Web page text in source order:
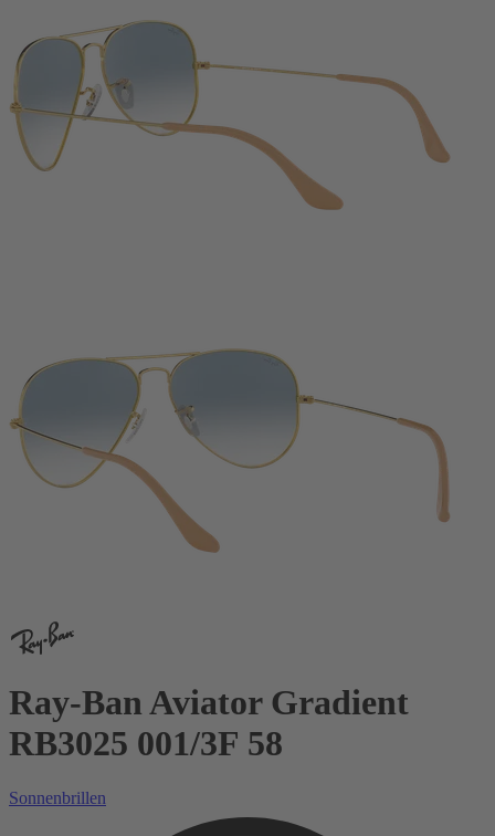
Ray-Ban Aviator Gradient
RB3025 001/3F 58
Sonnenbrillen